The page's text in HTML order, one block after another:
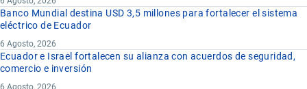
Banco Mundial destina USD 3,5 millones para fortalecer el sistema
eléctrico de Ecuador
6 Agosto, 2026
Ecuador e Israel fortalecen su alianza con acuerdos de seguridad,
comercio e inversión
6 Agosto, 2026